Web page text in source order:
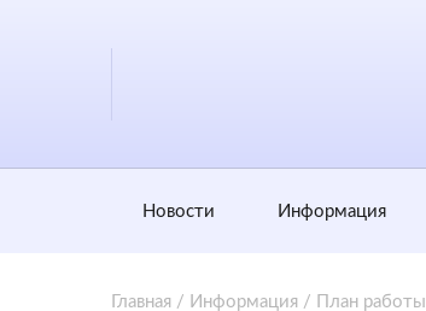
Новости Информация
Главная / Информация / План работы